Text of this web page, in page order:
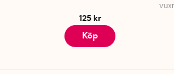
125 kr
Köp